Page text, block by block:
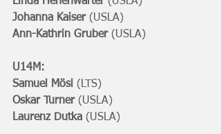
Johanna Kaiser (USLA)
Ann-Kathrin Gruber (USLA)
U14M:
Samuel Mösl (LTS)
Oskar Turner (USLA)
Laurenz Dutka (USLA)